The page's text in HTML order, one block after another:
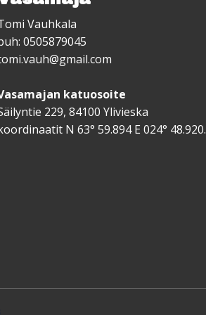
Vauhkala
0505879045
katuosoite
229, 84100 Ylivieska
N 63° 59.894 E 024° 48.920.